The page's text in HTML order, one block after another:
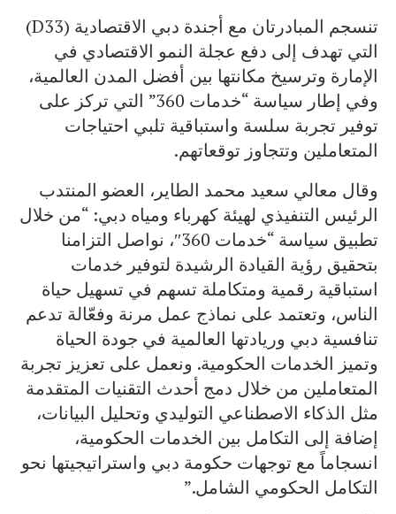
تنسجم المبادرتان مع أجندة دبي الاقتصادية (D33)
التي تهدف إلى دفع عجلة النمو الاقتصادي في
الإمارة وترسيخ مكانتها بين أفضل المدن العالمية،
وفي إطار سياسة “خدمات 360” التي تركز على
توفير تجربة سلسة واستباقية تلبي احتياجات
المتعاملين وتتجاوز توقعاتهم.
وقال معالي سعيد محمد الطاير، العضو المنتدب
الرئيس التنفيذي لهيئة كهرباء ومياه دبي: “من خلال
تطبيق سياسة “خدمات 360″، نواصل التزامنا
بتحقيق رؤية القيادة الرشيدة لتوفير خدمات
استباقية رقمية ومتكاملة تسهم في تسهيل حياة
الناس، وتعتمد على نماذج عمل مرنة وفعّالة تدعم
تنافسية دبي وريادتها العالمية في جودة الحياة
وتميز الخدمات الحكومية. ونعمل على تعزيز تجربة
المتعاملين من خلال دمج أحدث التقنيات المتقدمة
مثل الذكاء الاصطناعي التوليدي وتحليل البيانات،
إضافة إلى التكامل بين الخدمات الحكومية،
انسجاماً مع توجهات حكومة دبي واستراتيجيتها نحو
التكامل الحكومي الشامل.”